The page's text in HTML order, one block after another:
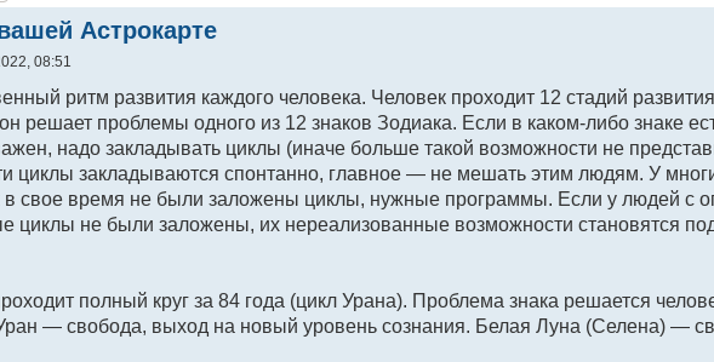
Астрокарте
08:51
ритм развития каждого человека. Человек проходит 12 стадий
решает проблемы одного из 12 знаков Зодиака. Если в каком-либо знаке
надо закладывать циклы (иначе больше такой возможности не
циклы закладываются спонтанно, главное — не мешать этим людям. У
в свое время не были заложены циклы, нужные программы. Если у людей с
циклы не были заложены, их нереализованные возможности становятся
полный круг за 84 года (цикл Урана). Проблема знака решается
— свобода, выход на новый уровень сознания. Белая Луна (Селена) —